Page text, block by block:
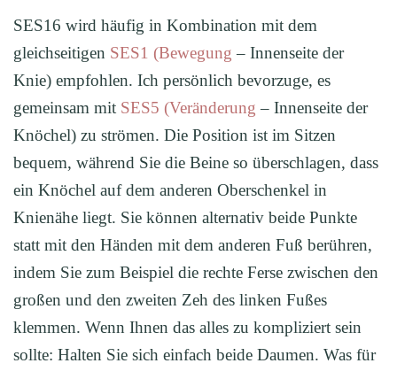
SES16 wird häufig in Kombination mit dem
gleichseitigen SES1 (Bewegung – Innenseite der
Knie) empfohlen. Ich persönlich bevorzuge, es
gemeinsam mit SES5 (Veränderung – Innenseite der
Knöchel) zu strömen. Die Position ist im Sitzen
bequem, während Sie die Beine so überschlagen, dass
ein Knöchel auf dem anderen Oberschenkel in
Knienähe liegt. Sie können alternativ beide Punkte
statt mit den Händen mit dem anderen Fuß berühren,
indem Sie zum Beispiel die rechte Ferse zwischen den
großen und den zweiten Zeh des linken Fußes
klemmen. Wenn Ihnen das alles zu kompliziert sein
sollte: Halten Sie sich einfach beide Daumen. Was für